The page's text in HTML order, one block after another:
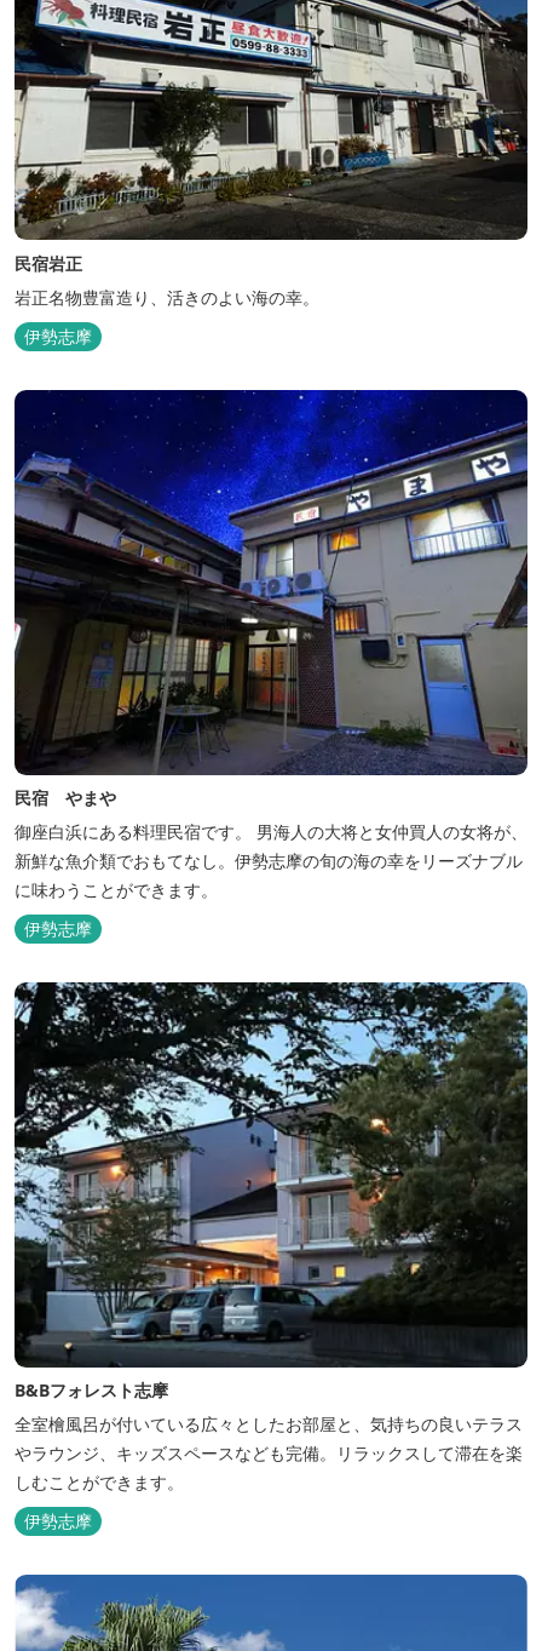
民宿岩正
岩正名物豊富造り、活きのよい海の幸。
伊勢志摩
民宿 やまや
御座白浜にある料理民宿です。 男海人の大将と女仲買人の女将が、
新鮮な魚介類でおもてなし。伊勢志摩の旬の海の幸をリーズナブル
に味わうことができます。
伊勢志摩
B&Bフォレスト志摩
全室檜風呂が付いている広々としたお部屋と、気持ちの良いテラス
やラウンジ、キッズスペースなども完備。リラックスして滞在を楽
しむことができます。
伊勢志摩